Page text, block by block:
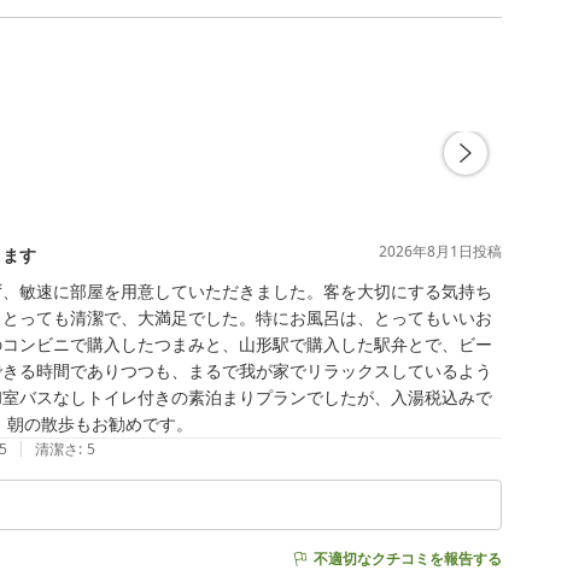
す 2026年8月1日投稿
敏速に部屋を用意していただきました。客を大切にする気持ち
っても清潔で、大満足でした。特にお風呂は、とってもいいお
ンビニで購入したつまみと、山形駅で購入した駅弁とで、ビー
る時間でありつつも、まるで我が家でリラックスしているよう
バスなしトイレ付きの素泊まりプランでしたが、入湯税込みで
の散歩もお勧めです。
5 | 清潔さ: 5
不適切なクチコミを報告する